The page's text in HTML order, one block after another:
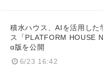
積水ハウス、AIを活用した
ス「PLATFORM HOUSE
α版を公開
6/23 16:42